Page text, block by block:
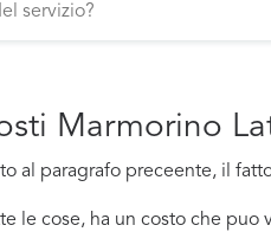
Marmorino
al paragrafo preceente, il
le cose, ha un costo che puo